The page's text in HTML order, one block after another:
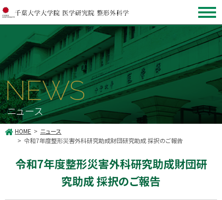
NEWS
ニュース
HOME
ニュース
令和7年度整形災害外科研究助成財団研究助成 採択のご報告
令和7年度整形災害外科研究助成財団研
究助成 採択のご報告